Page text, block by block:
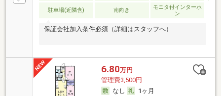
駐車場(近隣含) 南向き
モニタ付インターホ
ン
保証会社加入条件必須（詳細はスタッフへ）
6.80万円
管理費3,500円
なし
1ヶ月